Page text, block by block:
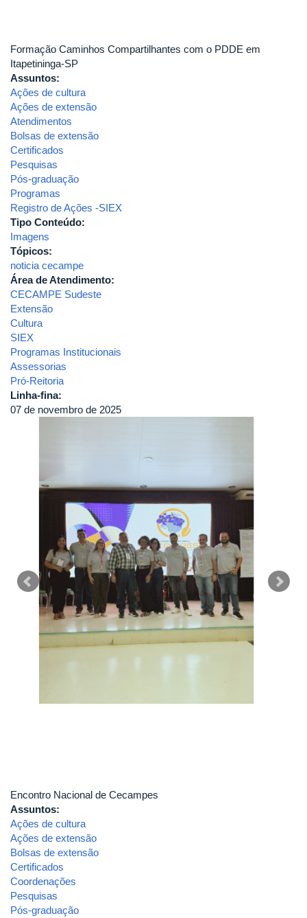
Formação Caminhos Compartilhantes com o PDDE em
Itapetininga-SP
Assuntos:
Ações de cultura
Ações de extensão
Atendimentos
Bolsas de extensão
Certificados
Pesquisas
Pós-graduação
Programas
Registro de Ações -SIEX
Tipo Conteúdo:
Imagens
Tópicos:
noticia cecampe
Área de Atendimento:
CECAMPE Sudeste
Extensão
Cultura
SIEX
Programas Institucionais
Assessorias
Pró-Reitoria
Linha-fina:
07 de novembro de 2025
Encontro Nacional de Cecampes
Assuntos:
Ações de cultura
Ações de extensão
Bolsas de extensão
Certificados
Coordenações
Pesquisas
Pós-graduação